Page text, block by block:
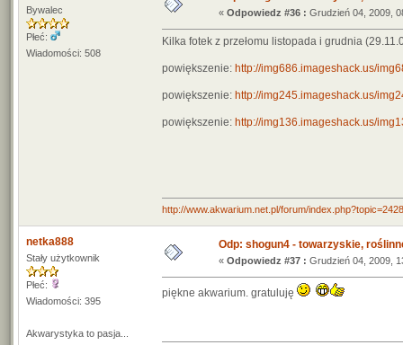
Bywalec
Płeć:
Wiadomości: 508
« Odpowiedz #36 : Grudzień 04, 2009,
Kilka fotek z przełomu listopada i grudnia
powiększenie: http://img686.imageshack.us/
powiększenie: http://img245.imageshack.us/
powiększenie: http://img136.imageshack.us/
http://www.akwarium.net.pl/forum/
netka888
Stały użytkownik
Płeć:
Wiadomości: 395
Akwarystyka to pasja...
Odp: shogun4 - towarzyskie,
« Odpowiedz #37 : Grudzień 04, 2009,
piękne akwarium. gratuluję